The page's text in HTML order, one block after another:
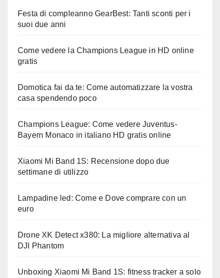
Festa di compleanno GearBest: Tanti sconti per i
suoi due anni
Come vedere la Champions League in HD online
gratis
Domotica fai da te: Come automatizzare la vostra
casa spendendo poco
Champions League: Come vedere Juventus-
Bayern Monaco in italiano HD gratis online
Xiaomi Mi Band 1S: Recensione dopo due
settimane di utilizzo
Lampadine led: Come e Dove comprare con un
euro
Drone XK Detect x380: La migliore alternativa al
DJI Phantom
Unboxing Xiaomi Mi Band 1S: fitness tracker a solo